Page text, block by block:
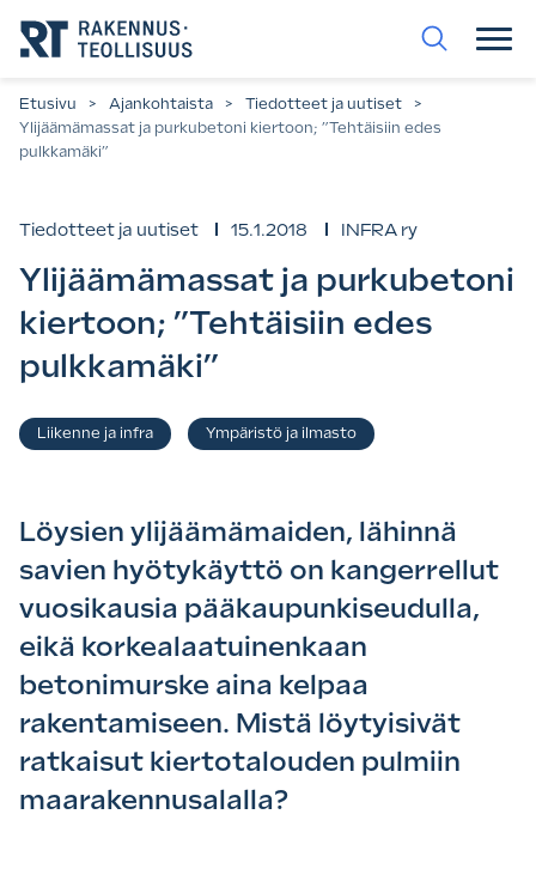
suoraan
sisältöön.
Etusivu > Ajankohtaista > Tiedotteet ja uutiset
>
Ylijäämämassat ja purkubetoni kiertoon; ”Tehtäisiin edes
pulkkamäki”
Tiedotteet ja uutiset 15.1.2018 INFRA ry
Ylijäämämassat ja purkubetoni
kiertoon; ”Tehtäisiin edes
pulkkamäki”
Asiasanat
Liikenne ja infra Ympäristö ja ilmasto
Löysien ylijäämämaiden, lähinnä
savien hyötykäyttö on kangerrellut
vuosikausia pääkaupunkiseudulla,
eikä korkealaatuinenkaan
betonimurske aina kelpaa
rakentamiseen. Mistä löytyisivät
ratkaisut kiertotalouden pulmiin
maarakennusalalla?